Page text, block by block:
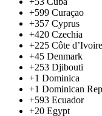
+599 Curaçao
+357 Cyprus
+420 Czechia
+225 Côte d’Ivoire
+45 Denmark
+253 Djibouti
+1 Dominica
+1 Dominican
+593 Ecuador
+20 Egypt